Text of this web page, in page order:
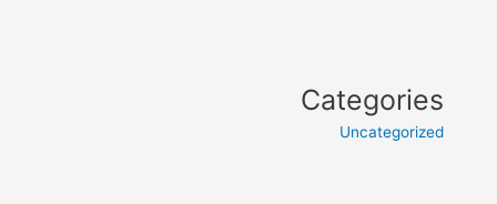
Categories
Uncategorized